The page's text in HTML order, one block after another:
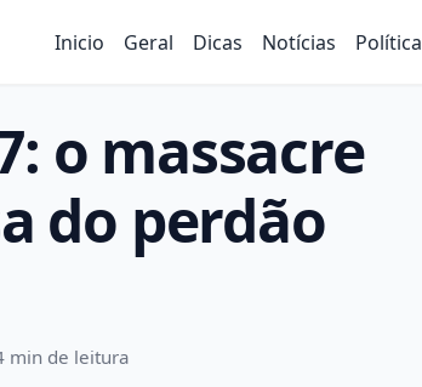
Inicio Geral Dicas Notícias Política
o massacre
do perdão
min de leitura